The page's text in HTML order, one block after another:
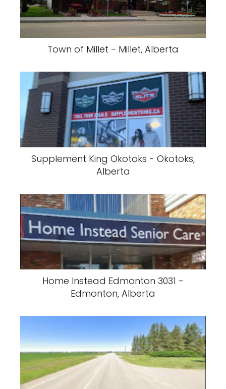
Town of Millet - Millet, Alberta
Supplement King Okotoks - Okotoks,
Alberta
Home Instead Edmonton 3031 -
Edmonton, Alberta